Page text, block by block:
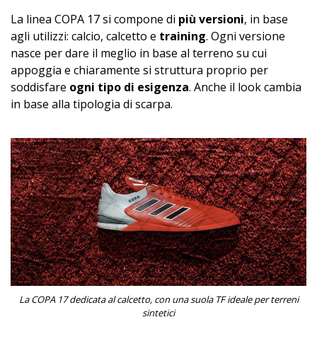
La linea COPA 17 si compone di più versioni, in base
agli utilizzi: calcio, calcetto e training. Ogni versione
nasce per dare il meglio in base al terreno su cui
appoggia e chiaramente si struttura proprio per
soddisfare ogni tipo di esigenza. Anche il look cambia
in base alla tipologia di scarpa.
La COPA 17 dedicata al calcetto, con una suola TF ideale per terreni
sintetici